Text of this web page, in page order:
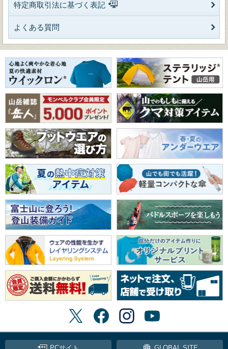
特定商取引法に基づく表記
よくある質問